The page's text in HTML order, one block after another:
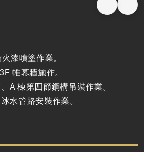
漆噴塗作業。
帷幕牆施作。
A 棟第四節鋼構吊裝作業。
水管路安裝作業。